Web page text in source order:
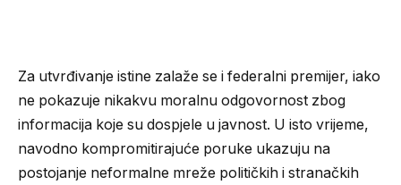
Za utvrđivanje istine zalaže se i federalni premijer, iako
ne pokazuje nikakvu moralnu odgovornost zbog
informacija koje su dospjele u javnost. U isto vrijeme,
navodno kompromitirajuće poruke ukazuju na
postojanje neformalne mreže političkih i stranačkih